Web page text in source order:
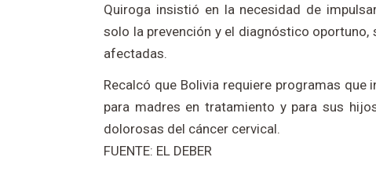
Quiroga insistió en la necesidad de
solo la prevención y el diagnóstico
afectadas.
Recalcó que Bolivia requiere programas
para madres en tratamiento y para sus
dolorosas del cáncer cervical.
FUENTE: EL DEBER